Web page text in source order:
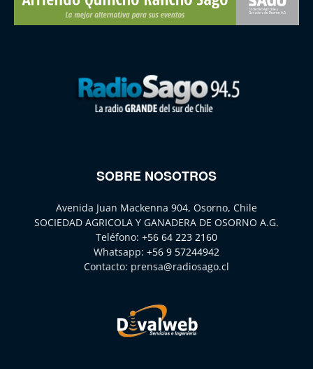
SOBRE NOSOTROS
Avenida Juan Mackenna 904, Osorno, Chile
SOCIEDAD AGRICOLA Y GANADERA DE OSORNO A.G.
Teléfono: +56 64 223 2160
Whatsapp: +56 9 57244942
Contacto: prensa@radiosago.cl